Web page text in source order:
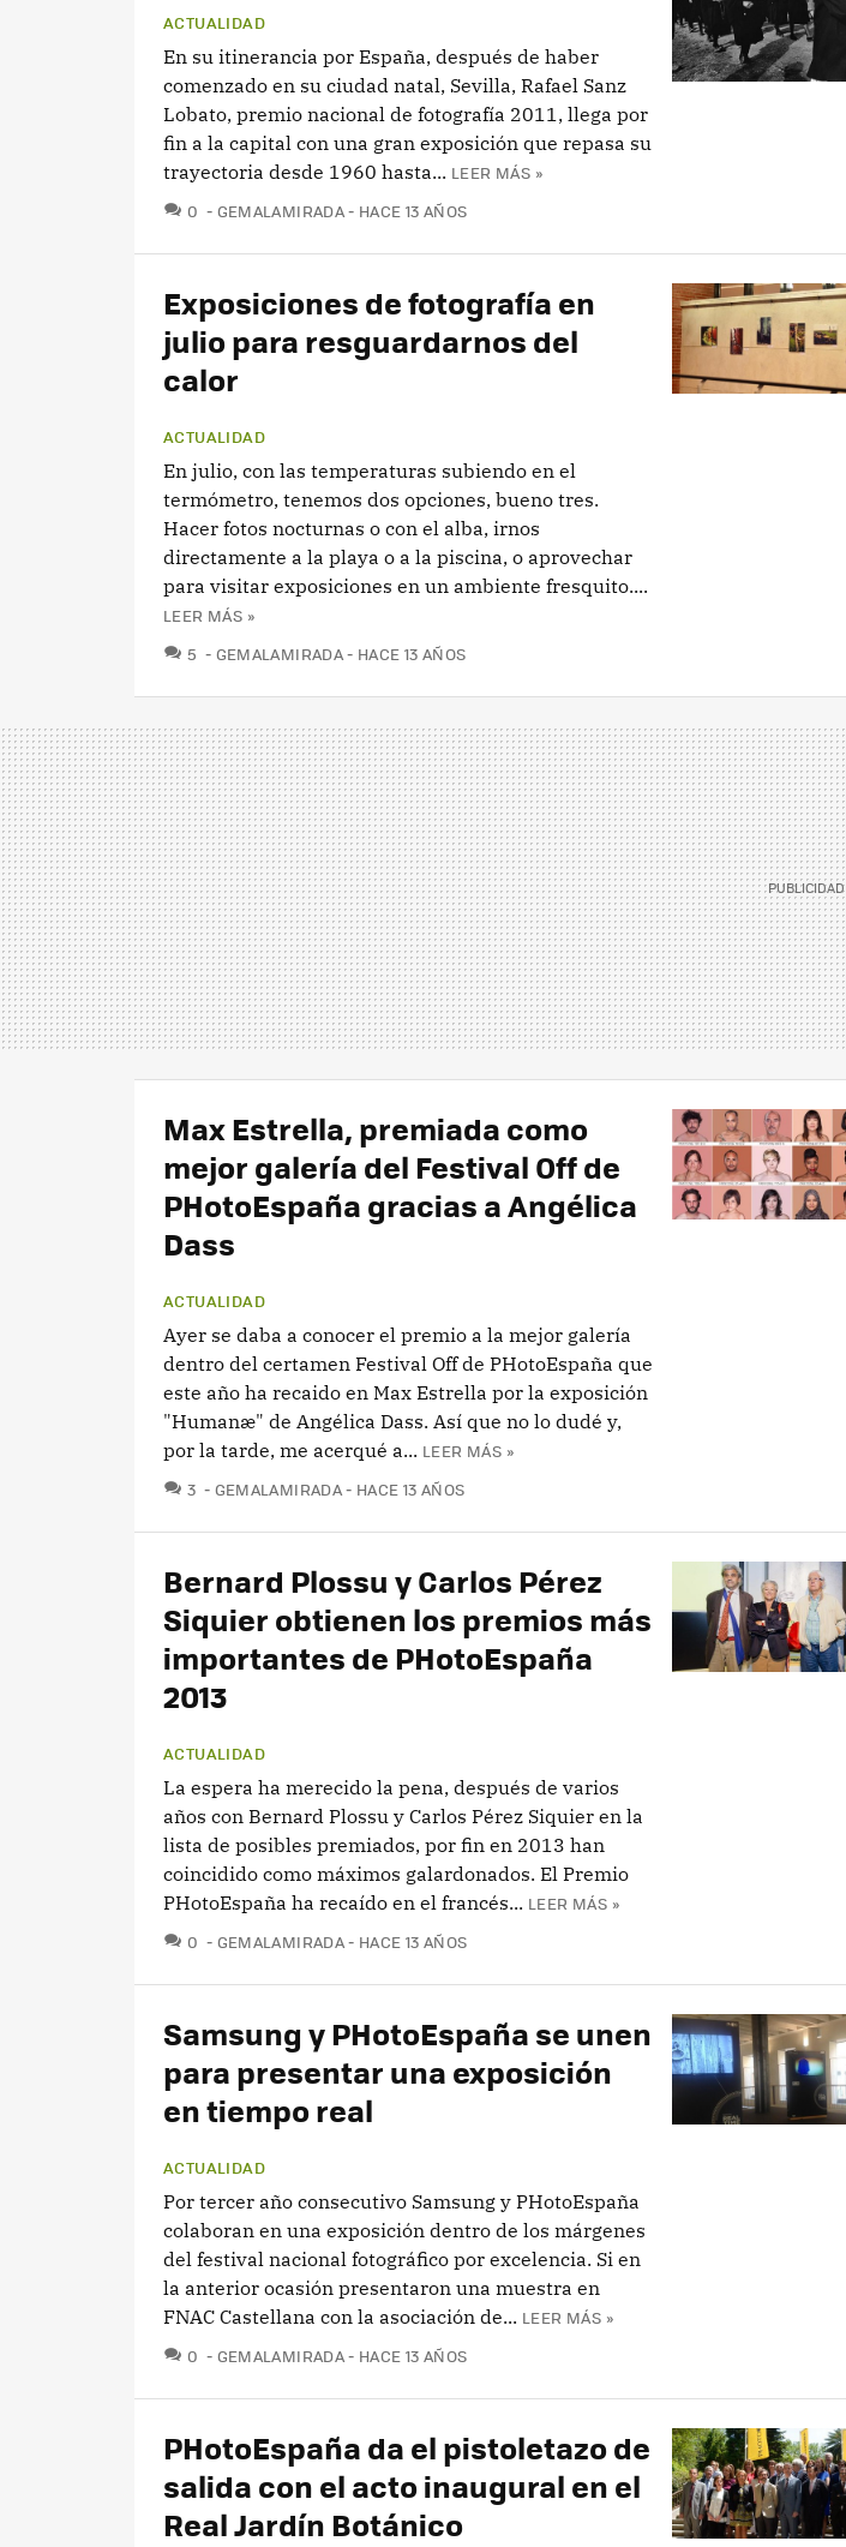
ACTUALIDAD
En su itinerancia por España, después de haber
comenzado en su ciudad natal, Sevilla, Rafael Sanz
Lobato, premio nacional de fotografía 2011, llega por
fin a la capital con una gran exposición que repasa su
trayectoria desde 1960 hasta... LEER MÁS »
0 COMENTARIOS
GEMALAMIRADA HACE 13 AÑOS
Exposiciones de fotografía en
julio para resguardarnos del
calor
ACTUALIDAD
En julio, con las temperaturas subiendo en el
termómetro, tenemos dos opciones, bueno tres.
Hacer fotos nocturnas o con el alba, irnos
directamente a la playa o a la piscina, o aprovechar
para visitar exposiciones en un ambiente fresquito....
LEER MÁS »
5 COMENTARIOS
GEMALAMIRADA HACE 13 AÑOS
Max Estrella, premiada como
mejor galería del Festival Off de
PHotoEspaña gracias a Angélica
Dass
ACTUALIDAD
Ayer se daba a conocer el premio a la mejor galería
dentro del certamen Festival Off de PHotoEspaña que
este año ha recaido en Max Estrella por la exposición
"Humanæ" de Angélica Dass. Así que no lo dudé y,
por la tarde, me acerqué a... LEER MÁS »
3 COMENTARIOS
GEMALAMIRADA HACE 13 AÑOS
Bernard Plossu y Carlos Pérez
Siquier obtienen los premios más
importantes de PHotoEspaña
2013
ACTUALIDAD
La espera ha merecido la pena, después de varios
años con Bernard Plossu y Carlos Pérez Siquier en la
lista de posibles premiados, por fin en 2013 han
coincidido como máximos galardonados. El Premio
PHotoEspaña ha recaído en el francés... LEER MÁS »
0 COMENTARIOS
GEMALAMIRADA HACE 13 AÑOS
Samsung y PHotoEspaña se unen
para presentar una exposición
en tiempo real
ACTUALIDAD
Por tercer año consecutivo Samsung y PHotoEspaña
colaboran en una exposición dentro de los márgenes
del festival nacional fotográfico por excelencia. Si en
la anterior ocasión presentaron una muestra en
FNAC Castellana con la asociación de... LEER MÁS »
0 COMENTARIOS
GEMALAMIRADA HACE 13 AÑOS
PHotoEspaña da el pistoletazo de
salida con el acto inaugural en el
Real Jardín Botánico